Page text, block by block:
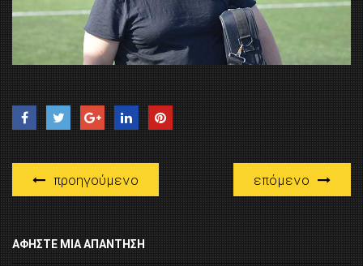
προηγούμενο επόμενο
ΑΦΉΣΤΕ ΜΙΑ ΑΠΆΝΤΗΣΗ